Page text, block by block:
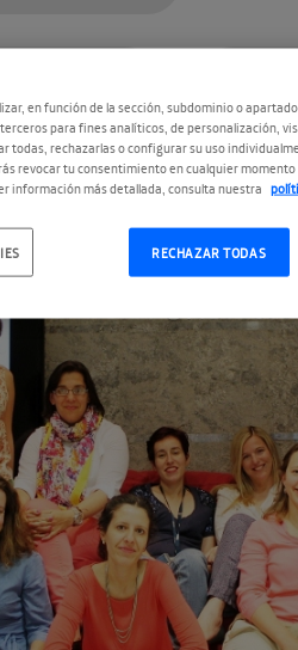
más dos estudiantes:
de Madrid.
en función de la sección, subdominio o
para fines analíticos, de personalización,
todas, rechazarlas o configurar su uso
revocar tu consentimiento en cualquier momento
información más detallada, consulta nuestra
RECHAZAR TODAS